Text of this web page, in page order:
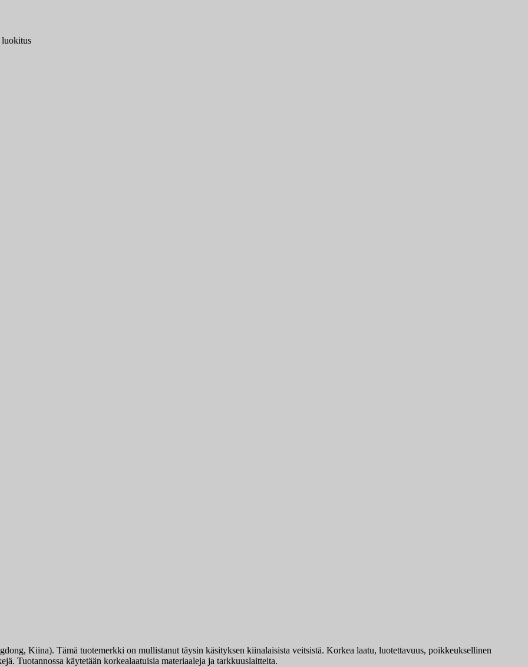
Kiina). Tämä tuotemerkki on mullistanut täysin käsityksen kiinalaisista veitsistä. Korkea laatu, luotettavuus, poikkeuksellinen
Tuotannossa käytetään korkealaatuisia materiaaleja ja tarkkuuslaitteita.